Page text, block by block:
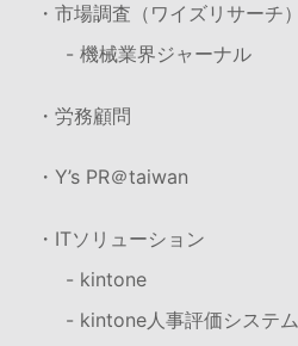
・市場調査（ワイズリサーチ）
- 機械業界ジャーナル
・労務顧問
・Y’s PR＠taiwan
・ITソリューション
- kintone
- kintone人事評価システム